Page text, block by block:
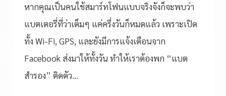
หากคุณเป็นคนใช้สมาร์ทโฟนแบบจริงจังก็จะพบว่า
แบตเตอรี่ที่ว่าเต็มๆ แค่ครึ่งวันก็หมดแล้ว เพราะเปิด
ทั้ง Wi-Fi, GPS, และยังมีการแจ้งเตือนจาก
Facebook ส่งมาให้ทั้งวัน ทำให้เราต้องพก “แบต
สำรอง” ติดตัว…